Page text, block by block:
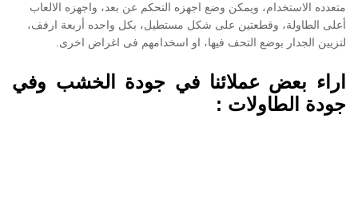
متعدده الاستخدام، ويمكن وضع اجهزه التحكم عن بعد، واجهزه الالعاب
أعلى الطاولة، وقطعتين على شكل مستطيل، بكل واحده أربعة ارفف،
لتزيين الجدار بوضع التحف فيها، او اسخدامهم فى اغراض اخرى.
اراء بعض عملائنا في جودة الخشب وفي
جودة الطاولات :